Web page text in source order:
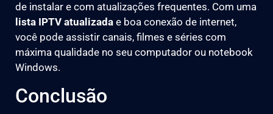
de instalar e com atualizações frequentes. Com uma
lista IPTV atualizada e boa conexão de internet,
você pode assistir canais, filmes e séries com
máxima qualidade no seu computador ou notebook
Windows.
Conclusão